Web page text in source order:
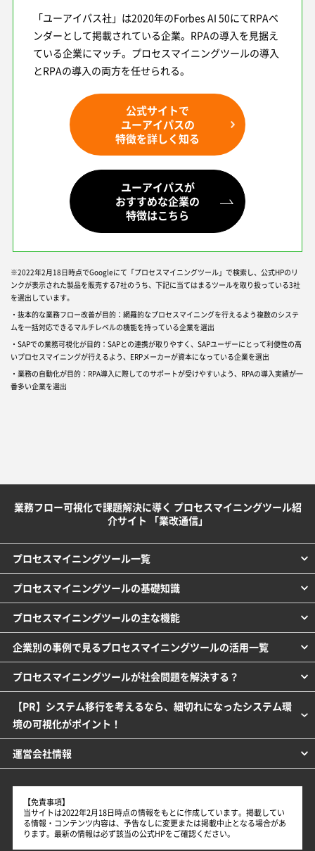
「ユーアイパス社」は2020年のForbes AI 50にてRPAベ
ンダーとして掲載されている企業。RPAの導入を見据え
ている企業にマッチ。プロセスマイニングツールの導入
とRPAの導入の両方を任せられる。
公式サイトで
ユーアイパスの
特徴を詳しく知る
ユーアイパスが
おすすめな企業の
特徴はこちら
※2022年2月18日時点でGoogleにて「プロセスマイニングツール」で検索し、公式HPのリ
ンクが表示された製品を販売する7社のうち、下記に当てはまるツールを取り扱っている3社
を選出しています。
・抜本的な業務フロー改善が目的：網羅的なプロセスマイニングを行えるよう複数のシステ
ムを一括対応できるマルチレベルの機能を持っている企業を選出
・SAPでの業務可視化が目的：SAPとの連携が取りやすく、SAPユーザーにとって利便性の高
いプロセスマイニングが行えるよう、ERPメーカーが資本になっている企業を選出
・業務の自動化が目的：RPA導入に際してのサポートが受けやすいよう、RPAの導入実績が一
番多い企業を選出
業務フロー可視化で課題解決に導く プロセスマイニングツール紹
介サイト 「業改通信」
プロセスマイニングツール一覧
プロセスマイニングツールの基礎知識
プロセスマイニングツールの主な機能
企業別の事例で見るプロセスマイニングツールの活用一覧
プロセスマイニングツールが社会問題を解決する？
【PR】システム移行を考えるなら、細切れになったシステム環
境の可視化がポイント！
運営会社情報
【免責事項】
当サイトは2022年2月18日時点の情報をもとに作成しています。掲載してい
る情報・コンテンツ内容は、予告なしに変更または掲載中止となる場合があ
ります。最新の情報は必ず該当の公式HPをご確認ください。